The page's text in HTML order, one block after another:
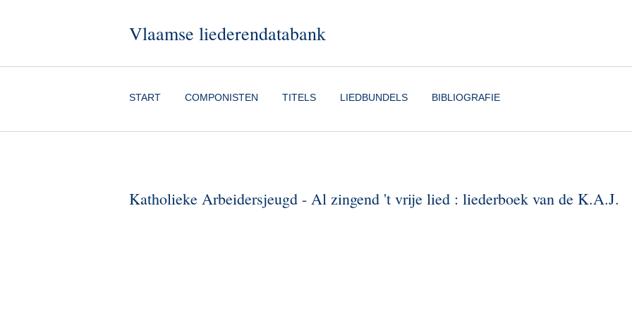
Vlaamse liederendatabank
START COMPONISTEN TITELS LIEDBUNDELS BIBLIOGRAFIE
Katholieke Arbeidersjeugd - Al zingend 't vrije lied : liederboek van de K.A.J.